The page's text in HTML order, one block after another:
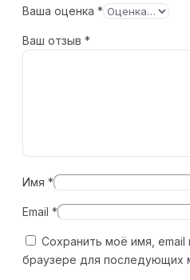
Ваша оценка *
Ваш отзыв *
Имя *
Email *
Сохранить моё имя, email
браузере для последующих